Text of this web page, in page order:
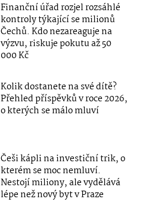
Finanční úřad rozjel rozsáhlé
kontroly týkající se milionů
Čechů. Kdo nezareaguje na
výzvu, riskuje pokutu až 50
000 Kč
Kolik dostanete na své dítě?
Přehled příspěvků v roce 2026,
o kterých se málo mluví
Češi kápli na investiční trik, o
kterém se moc nemluví.
Nestojí miliony, ale vydělává
lépe než nový byt v Praze